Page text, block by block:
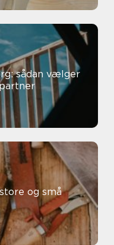
sådan vælger
og små